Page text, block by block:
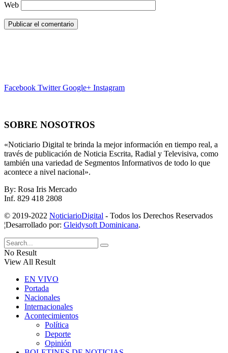
Web
Facebook Twitter Google+ Instagram
SOBRE NOSOTROS
«Noticiario Digital te brinda la mejor información en tiempo real, a
través de publicación de Noticia Escrita, Radial y Televisiva, como
también una variedad de Segmentos Informativos de todo lo que
acontece a nivel nacional».
By: Rosa Iris Mercado
Inf. 829 418 2808
© 2019-2022 NoticiarioDigital - Todos los Derechos Reservados
¦Desarrollado por: Gleidysoft Dominicana.
No Result
View All Result
EN VIVO
Portada
Nacionales
Internacionales
Acontecimientos
Política
Deporte
Opinión